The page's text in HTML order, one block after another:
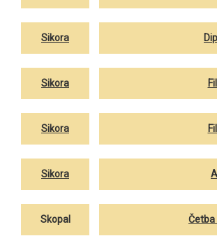
Sikora
Sikora
Sikora
Sikora
Skopal